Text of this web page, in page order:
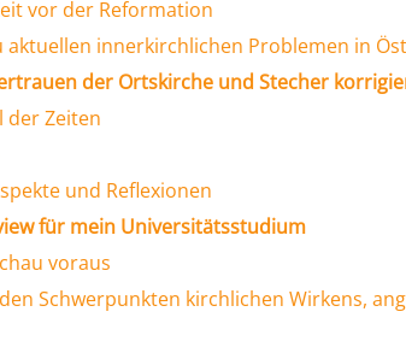
vor der Reformation
aktuellen innerkirchlichen Problemen in
der Ortskirche und Stecher
der Zeiten
und Reflexionen
für mein Universitätsstudium
voraus
Schwerpunkten kirchlichen Wirkens,